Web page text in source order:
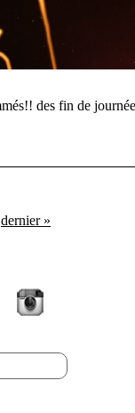
des fin de
dernier »
Instagram